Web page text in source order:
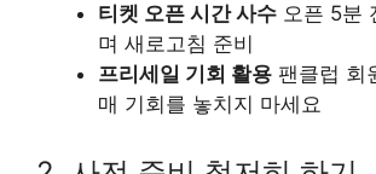
티켓 오픈 시간 사수 오픈 5분
며 새로고침 준비
프리세일 기회 활용 팬클럽 회
매 기회를 놓치지 마세요